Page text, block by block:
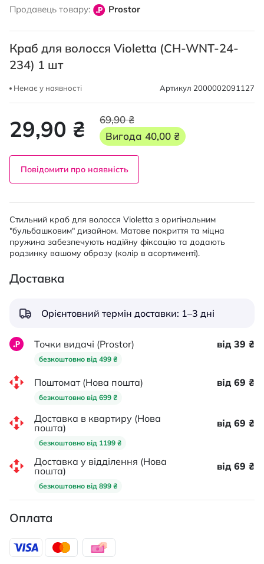
Продавець товару: Prostor
Краб для волосся Violetta (CH-WNT-24-
234) 1 шт
Немає у наявності Артикул 2000002091127
29,90 ₴
69,90 ₴
Вигода 40,00 ₴
Повідомити про наявність
Стильний краб для волосся Violetta з оригінальним
"бульбашковим" дизайном. Матове покриття та міцна
пружина забезпечують надійну фіксацію та додають
родзинку вашому образу (колір в асортименті).
Доставка
Орієнтовний термін доставки: 1–3 дні
Точки видачі (Prostor)
безкоштовно від 499 ₴
від 39 ₴
Поштомат (Нова пошта)
безкоштовно від 699 ₴
від 69 ₴
Доставка в квартиру (Нова
пошта)
безкоштовно від 1199 ₴
від 69 ₴
Доставка у відділення (Нова
пошта)
безкоштовно від 899 ₴
від 69 ₴
Оплата